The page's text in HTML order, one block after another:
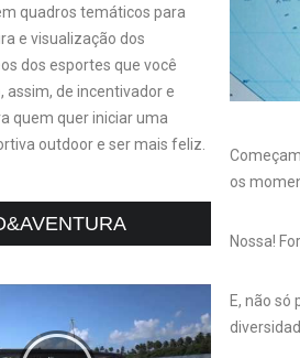
os
Nossa!
E, não
quadros temáticos para
e visualização dos
dos esportes que você
assim, de incentivador e
quem quer iniciar uma
outdoor e ser mais feliz.